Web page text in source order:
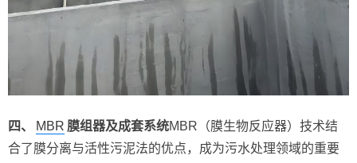
四、 MBR 膜组器及成套系统MBR（膜生物反应器）技术结
合了膜分离与活性污泥法的优点，成为污水处理领域的重要